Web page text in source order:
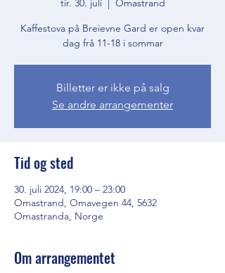
tir. 30. juli
  |
Omastrand
Kaffestova på Breievne Gard er open kvar
dag frå 11-18 i sommar
Billetter er ikke på salg
Se andre arrangementer
Tid og sted
30. juli 2024, 19:00 – 23:00
Omastrand, Omavegen 44, 5632
Omastranda, Norge
Om arrangementet